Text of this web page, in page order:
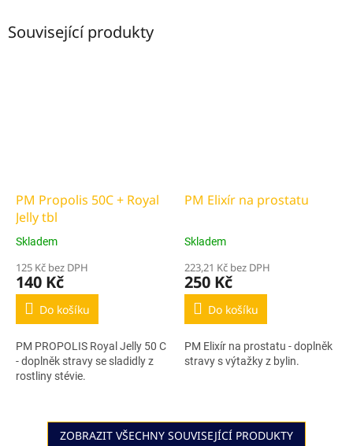
Související produkty
PM Propolis 50C + Royal
Jelly tbl
Skladem
125 Kč bez DPH
140 Kč
Do košíku
PM PROPOLIS Royal Jelly 50 C
- doplněk stravy se sladidly z
rostliny stévie.
PM Elixír na prostatu
Skladem
223,21 Kč bez DPH
250 Kč
Do košíku
PM Elixír na prostatu - doplněk
stravy s výtažky z bylin.
ZOBRAZIT VŠECHNY SOUVISEJÍCÍ PRODUKTY